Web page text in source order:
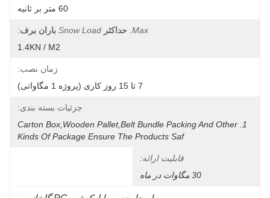
60 متر بر ثانیه
Max. حداکثر Snow Load باران برف:
1.4KN / M2
زمان نصب:
7 تا 15 روز کاری (پروژه 1 مگاواتی)
جزئیات بسته بندی:
1.Carton Box,wooden Pallet,belt Bundle Packing And Other
Kinds Of Package Ensure The Products Saf
قابلیت ارائه:
30 مگاوات در ماه